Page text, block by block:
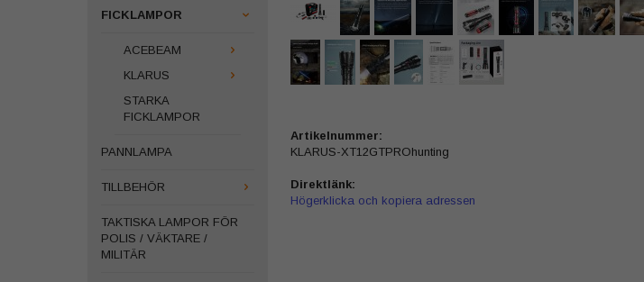
FICKLAMPOR
ACEBEAM
KLARUS
STARKA
FICKLAMPOR
PANNLAMPA
TILLBEHÖR
TAKTISKA LAMPOR FÖR
POLIS / VÄKTARE /
MILITÄR
Artikelnummer:
KLARUS-XT12GTPROhunting
Direktlänk:
Högerklicka och kopiera adressen